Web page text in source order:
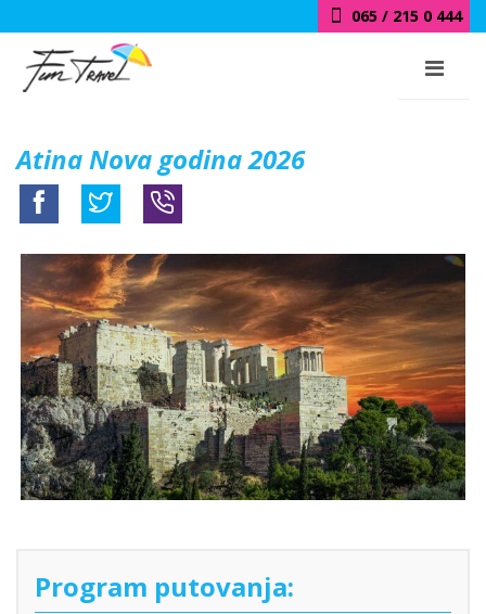
065 / 215 0 444
Atina Nova godina 2026
Program putovanja: